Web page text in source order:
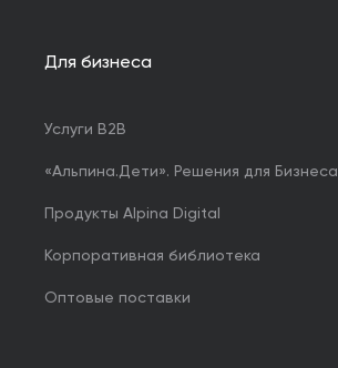
Для бизнеса
Услуги B2B
«Альпина.Дети». Решения для Бизнеса
Продукты Alpina Digital
Корпоративная библиотека
Оптовые поставки